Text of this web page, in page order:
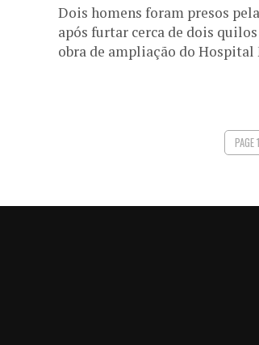
Dois homens foram presos
após furtar cerca de dois
obra de ampliação do Hospital
PAGE